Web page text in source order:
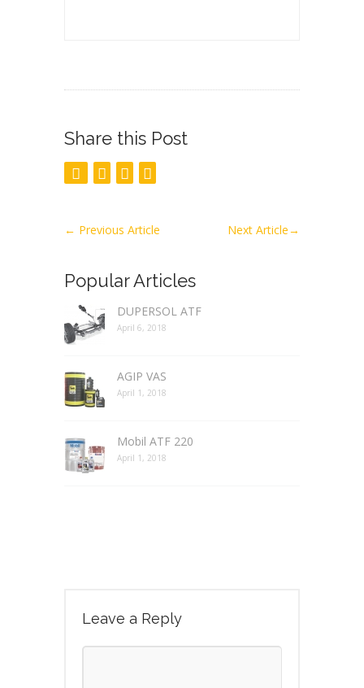
Share this Post
← Previous Article Next Article→
Popular Articles
DUPERSOL ATF
April 6, 2018
AGIP VAS
April 1, 2018
Mobil ATF 220
April 1, 2018
Leave a Reply